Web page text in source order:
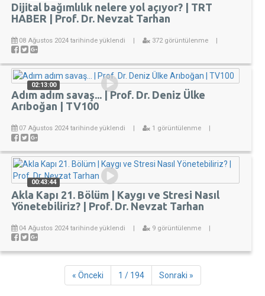
Dijital bağımlılık nelere yol açıyor? | TRT
HABER | Prof. Dr. Nevzat Tarhan
08 Ağustos 2024 tarihinde yüklendi | 372 görüntülenme |
02:13:00
Adım adım savaş... | Prof. Dr. Deniz Ülke
Arıboğan | TV100
07 Ağustos 2024 tarihinde yüklendi 1 görüntülenme
00:43:44
Akla Kapı 21. Bölüm | Kaygı ve Stresi Nasıl
Yönetebiliriz? | Prof. Dr. Nevzat Tarhan
04 Ağustos 2024 tarihinde yüklendi | 9 görüntülenme |
« Önceki 1 / 194 Sonraki »